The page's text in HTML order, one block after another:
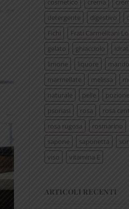
cosmetico
crema
detergente
digestivo
Fichi
Frati Carmelitani
gelato
ghiacciolo
limone
liquore
marmellate
melissa
naturale
pelle pozione
psoriasi
rosa
rosa
rosa rugosa
rosmarino
sapone
saponetta
viso
vitamina E
ARTICOLI RECENTI